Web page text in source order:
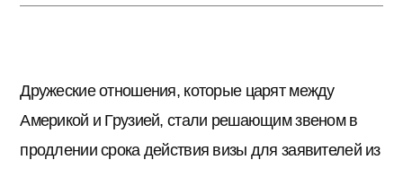
Дружеские отношения, которые царят между
Америкой и Грузией, стали решающим звеном в
продлении срока действия визы для заявителей из